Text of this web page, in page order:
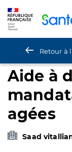
Retour à
Aide à
agées
Saad